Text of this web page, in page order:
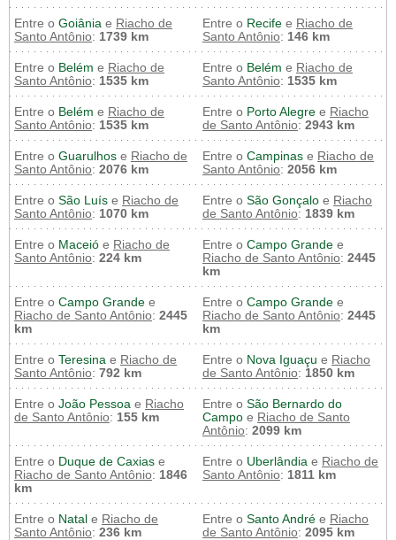
Entre o Goiânia e Riacho de
Santo Antônio: 1739 km
Entre o Recife e Riacho de
Santo Antônio: 146 km
Entre o Belém e Riacho de
Santo Antônio: 1535 km
Entre o Belém e Riacho de
Santo Antônio: 1535 km
Entre o Belém e Riacho de
Santo Antônio: 1535 km
Entre o Porto Alegre e Riacho
de Santo Antônio: 2943 km
Entre o Guarulhos e Riacho de
Santo Antônio: 2076 km
Entre o Campinas e Riacho de
Santo Antônio: 2056 km
Entre o São Luís e Riacho de
Santo Antônio: 1070 km
Entre o São Gonçalo e Riacho
de Santo Antônio: 1839 km
Entre o Maceió e Riacho de
Santo Antônio: 224 km
Entre o Campo Grande e
Riacho de Santo Antônio: 2445
km
Entre o Campo Grande e
Riacho de Santo Antônio: 2445
km
Entre o Campo Grande e
Riacho de Santo Antônio: 2445
km
Entre o Teresina e Riacho de
Santo Antônio: 792 km
Entre o Nova Iguaçu e Riacho
de Santo Antônio: 1850 km
Entre o João Pessoa e Riacho
de Santo Antônio: 155 km
Entre o São Bernardo do
Campo e Riacho de Santo
Antônio: 2099 km
Entre o Duque de Caxias e
Riacho de Santo Antônio: 1846
km
Entre o Uberlândia e Riacho de
Santo Antônio: 1811 km
Entre o Natal e Riacho de
Santo Antônio: 236 km
Entre o Santo André e Riacho
de Santo Antônio: 2095 km